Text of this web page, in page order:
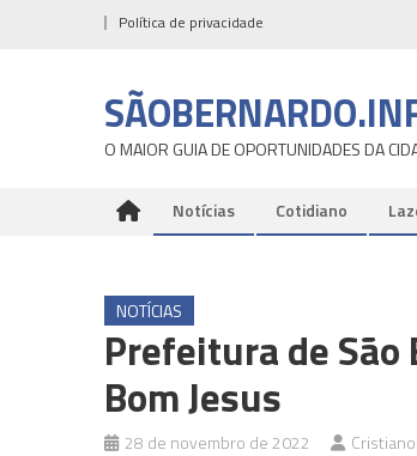
Política de privacidade
O MAIOR GUIA DE OPORTUNIDADES DA
Notícias Cotidiano
NOTÍCIAS
Prefeitura de
Bom Jesus
28 de novembro de 2022